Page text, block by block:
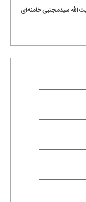
الله سیدمجتبی خامنه‌ای